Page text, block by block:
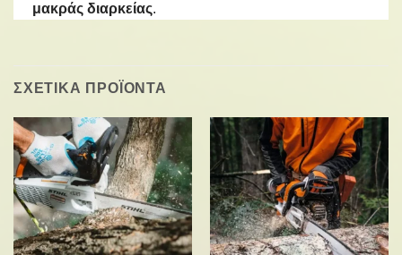
μακράς διαρκείας.
ΣΧΕΤΙΚΑ ΠΡΟΪΟΝΤΑ